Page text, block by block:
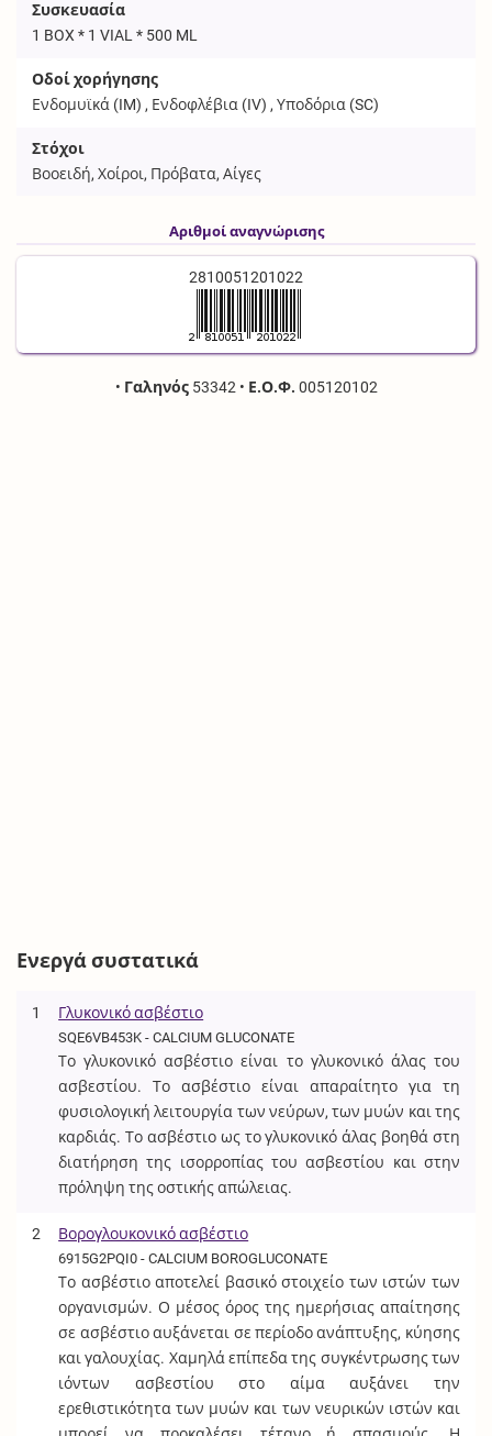
Συσκευασία
1 BOX * 1 VIAL * 500 ML
Οδοί χορήγησης
Ενδομυϊκά (IM) , Ενδοφλέβια (IV) , Υποδόρια (SC)
Στόχοι
Βοοειδή, Χοίροι, Πρόβατα, Αίγες
Αριθμοί αναγνώρισης
2810051201022
• Γαληνός53342 • Ε.Ο.Φ. 005120102
Ενεργά συστατικά
1 Γλυκονικό ασβέστιο
SQE6VB453K - CALCIUM GLUCONATE
Το γλυκονικό ασβέστιο είναι το γλυκονικό άλας του
ασβεστίου. Το ασβέστιο είναι απαραίτητο για τη
φυσιολογική λειτουργία των νεύρων, των μυών και της
καρδιάς. Το ασβέστιο ως το γλυκονικό άλας βοηθά στη
διατήρηση της ισορροπίας του ασβεστίου και στην
πρόληψη της οστικής απώλειας.
2 Βορογλουκονικό ασβέστιο
6915G2PQI0 - CALCIUM BOROGLUCONATE
Το ασβέστιο αποτελεί βασικό στοιχείο των ιστών των
οργανισμών. Ο μέσος όρος της ημερήσιας απαίτησης
σε ασβέστιο αυξάνεται σε περίοδο ανάπτυξης, κύησης
και γαλουχίας. Χαμηλά επίπεδα της συγκέντρωσης των
ιόντων ασβεστίου στο αίμα αυξάνει την
ερεθιστικότητα των μυών και των νευρικών ιστών και